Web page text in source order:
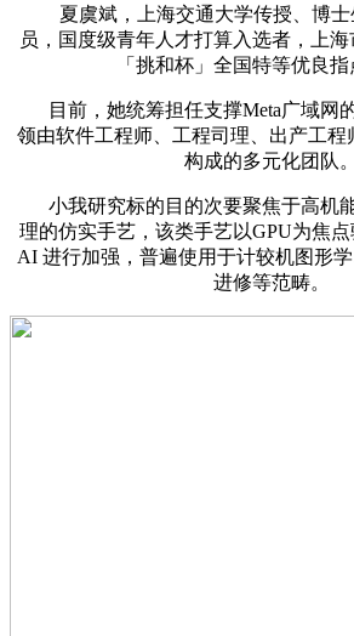
夏虞斌，上海交通大学传授、博士
员，国度级青年人才打算入选者，上海
「挑和杯」全国特等优良指
目前，她统筹担任支撑Meta广域网
领由软件工程师、工程司理、出产工程
构成的多元化团队。
小我研究标的目的次要聚焦于高机
理的仿实手艺，该类手艺以GPU为焦
AI 进行加强，普遍使用于计较机图形
进修等范畴。